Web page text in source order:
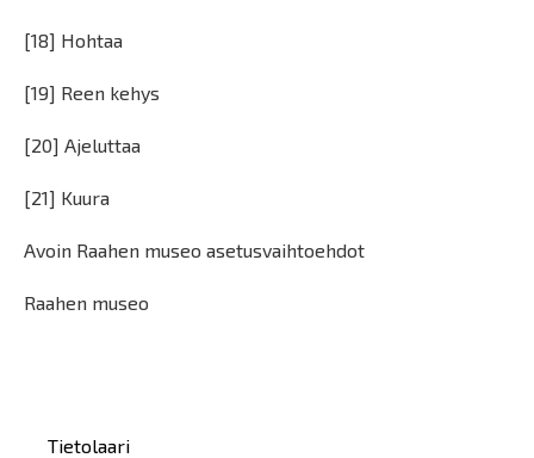
Päävalikko
Tietolaari
[18] Hohtaa
[19] Reen kehys
[20] Ajeluttaa
[21] Kuura
Avoin Raahen museo asetusvaihtoehdot
Raahen museo